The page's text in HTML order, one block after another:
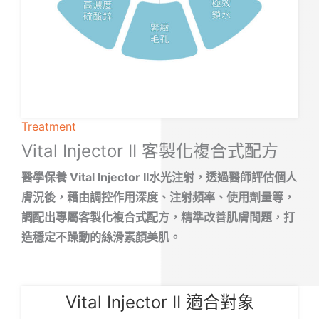
Treatment
Vital Injector II 客製化複合式配方
醫學保養 Vital Injector II水光注射，透過醫師評估個人
膚況後，藉由調控作用深度、注射頻率、使用劑量等，
調配出專屬客製化複合式配方，精準改善肌膚問題，打
造穩定不躁動的絲滑素顏美肌。
Vital Injector II 適合對象